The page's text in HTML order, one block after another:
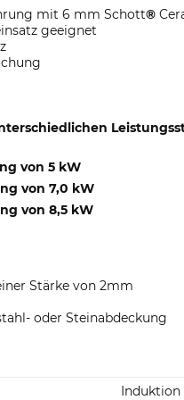
mit 6 mm Schott®
geeignet
von 5 kW
von 7,0 kW
von 8,5 kW
Stärke von 2mm
oder Steinabdeckung
Induktion